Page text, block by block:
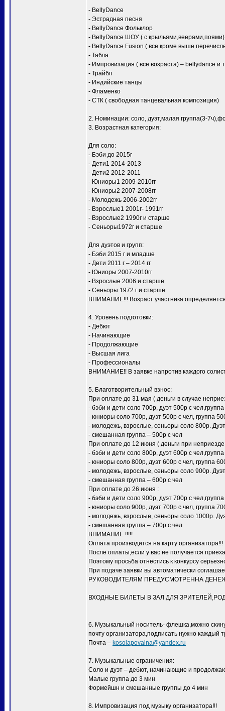
- BellyDance
- Эстрадная песня
- BellyDance Фольклор
- BellyDance ШОУ ( с крыльями,веерами,поями)
- BellyDance Fusion ( все кроме выше
- Табла
- Импровизация ( все возраста) – bellydance и
- Трайбл
- Индийские танцы
- Фламенко
- СТК ( свободная танцевальная композиция)
2. Номинации: соло, дуэт,малая группа(3-
3. Возрастная категория:
Для соло:
- Бэби до 2015г
- Дети1 2014-2013
- Дети2 2012-2011
- Юниоры1 2009-2010гг
- Юниоры2 2007-2008гг
- Молодежь 2006-2002гг
- Взрослые1 2001г- 1991гг
- Взрослые2 1990г и старше
- Сеньоры1972г и старше
Для дуэтов и групп:
- Бэби 2015 г и младше
- Дети 2011 г – 2014 гг
- Юниоры 2007-2010гг
- Взрослые 2006 и старше
- Сеньоры 1972 г и старше
ВНИМАНИЕ!!! Возраст участника определяется
4. Уровень подготовки:
- Дебют
- Начинающие
- Продолжающие
- Высшая лига
- Профессионалы
ВНИМАНИЕ!! В заявке напротив каждого
5. Благотворительный взнос:
При оплате до 31 мая ( деньги в случае
- бэби и дети соло 700р, дуэт 500р с
- юниоры соло 700р, дуэт 500р с чел, группа
- молодежь, взрослые, сеньоры соло 800р.
- смешанная группа – 500р с чел
При оплате до 12 июня ( деньги при
- бэби и дети соло 800р, дуэт 600р с
- юниоры соло 800р, дуэт 600р с чел, группа
- молодежь, взрослые, сеньоры соло 900р.
- смешанная группа – 600р с чел
При оплате до 26 июня :
- бэби и дети соло 900р, дуэт 700р с
- юниоры соло 900р, дуэт 700р с чел, группа
- молодежь, взрослые, сеньоры соло 1000р.
- смешанная группа – 700р с чел
ВНИМАНИЕ !!!!!
Оплата производится на карту организатора!!!
После оплаты,если у вас не получается
Поэтому просьба отнестись к конкурсу
При подаче заявки вы автоматически
РУКОВОДИТЕЛЯМ ПРЕДУСМОТРЕННА
ВХОДНЫЕ БИЛЕТЫ В ЗАЛ ДЛЯ
6. Музыкальный носитель- флешка,можно
почту организатора,подписать нужно каждый
Почта – kosolapovaina@yandex.ru
7. Музыкальные ограничения:
Соло и дуэт – дебют, начинающие и
Малые группа до 3 мин
Формейшн и смешанные группы до 4 мин
8. Импровизация под музыку организатора!!!